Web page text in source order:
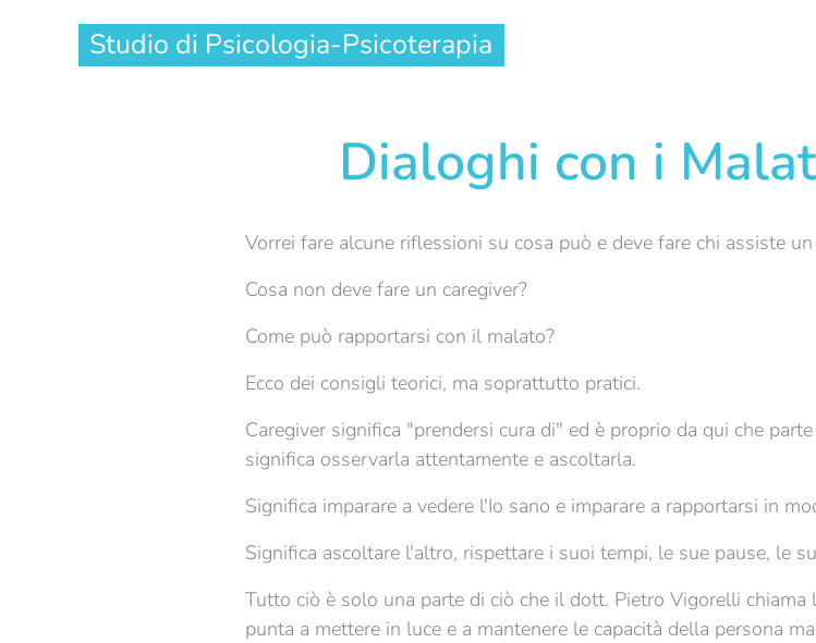
Studio di Psicologia-Psicoterapia
Dialoghi con i
Vorrei fare alcune riflessioni su cosa può e deve fare chi assiste
Cosa non deve fare un caregiver?
Come può rapportarsi con il malato?
Ecco dei consigli teorici, ma soprattutto pratici.
Caregiver significa "prendersi cura di" ed è proprio da qui che
significa osservarla attentamente e ascoltarla.
Significa imparare a vedere l'Io sano e imparare a rapportarsi in
Significa ascoltare l'altro, rispettare i suoi tempi, le sue pause, le
Tutto ciò è solo una parte di ciò che il dott. Pietro Vigorelli
punta a mettere in luce e a mantenere le capacità della persona